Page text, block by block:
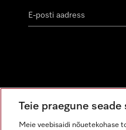
Teie praegune
Meie veebisaidi nõuetekohase